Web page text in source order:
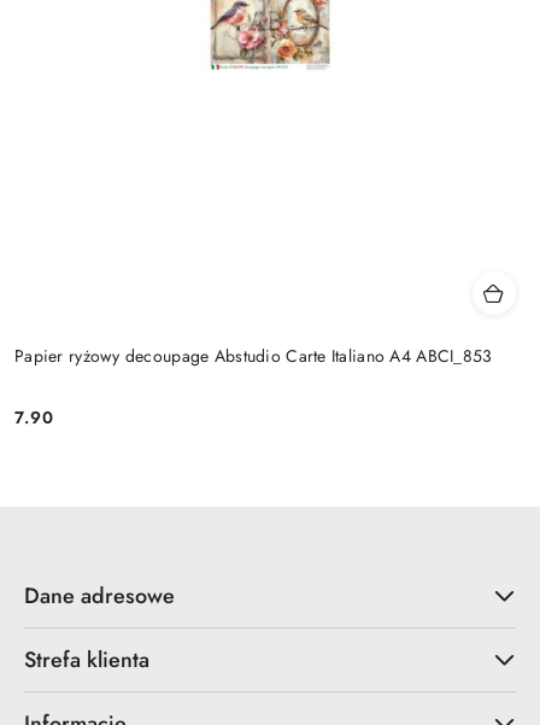
Papier ryżowy decoupage Abstudio Carte Italiano A4 ABCI_853
Cena:
7.90
Dane adresowe
Strefa klienta